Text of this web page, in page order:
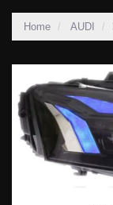
Home AUDI